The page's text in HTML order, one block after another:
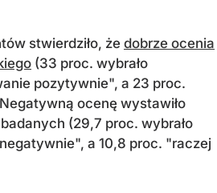
stwierdziło, że dobrze ocenia
(33 proc. wybrało
pozytywnie", a 23 proc.
ocenę wystawiło
(29,7 proc. wybrało
a 10,8 proc. "raczej